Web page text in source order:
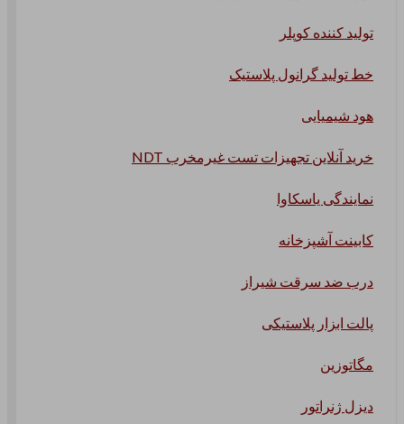
تولید کننده کوپلر
خط تولید گرانول پلاستیک
هود شیمیایی
خرید آنلاین تجهیزات تست غیرمخرب NDT
نمایندگی یاسکاوا
کابینت آشپزخانه
درب ضد سرقت شیراز
پالت ابزار پلاستیکی
مگاتوزین
دیزل ژنراتور